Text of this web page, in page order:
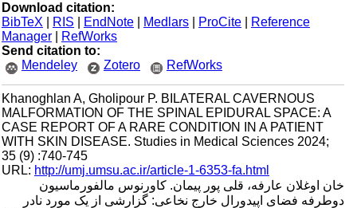
Download citation:
BibTeX
| RIS |EndNote |Medlars |ProCite |Reference
Manager
|RefWorks
Send citation to:
Mendeley
Zotero RefWorks
Khanoghlan A, Gholipour P. BILATERAL CAVERNOUS
MALFORMATION OF THE SPINAL EPIDURAL SPACE: A
CASE REPORT OF A RARE CONDITION IN A PATIENT
WITH SKIN DISEASE. Studies in Medical Sciences 2024;
35 (9) :740-745
URL:http://umj.umsu.ac.ir/article-1-6353-fa.html
خان اوغلان عارفه، قلی پور پیمان. کاورنوس مالفورماسیون
دوطرفه فضای اپیدورال خارج نخاعی: گزارشی از یک مورد نادر